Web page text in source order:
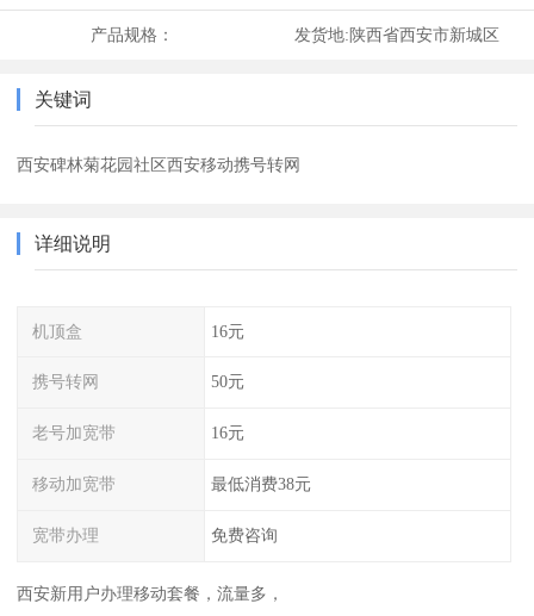
产品规格： 发货地:陕西省西安市新城区
关键词
西安碑林菊花园社区西安移动携号转网
详细说明
机顶盒 16元
携号转网 50元
老号加宽带 16元
移动加宽带 最低消费38元
宽带办理 免费咨询
西安新用户办理移动套餐，流量多，